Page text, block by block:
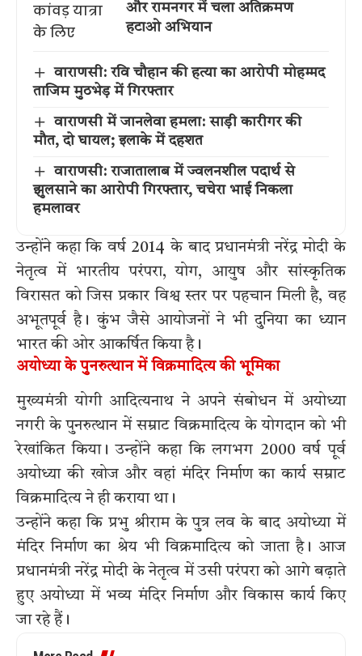
और रामनगर में चला अतिक्रमण
हटाओ अभियान
वाराणसी: रवि चौहान की हत्या का आरोपी मोहम्मद
ताजिम मुठभेड़ में गिरफ्तार
वाराणसी में जानलेवा हमला: साड़ी कारीगर की
मौत, दो घायल; इलाके में दहशत
वाराणसी: राजातालाब में ज्वलनशील पदार्थ से
झुलसाने का आरोपी गिरफ्तार, चचेरा भाई निकला
हमलावर
उन्होंने कहा कि वर्ष 2014 के बाद प्रधानमंत्री नरेंद्र मोदी के
नेतृत्व में भारतीय परंपरा, योग, आयुष और सांस्कृतिक
विरासत को जिस प्रकार विश्व स्तर पर पहचान मिली है, वह
अभूतपूर्व है। कुंभ जैसे आयोजनों ने भी दुनिया का ध्यान
भारत की ओर आकर्षित किया है।
अयोध्या के पुनरुत्थान में विक्रमादित्य की भूमिका
मुख्यमंत्री योगी आदित्यनाथ ने अपने संबोधन में अयोध्या
नगरी के पुनरुत्थान में सम्राट विक्रमादित्य के योगदान को भी
रेखांकित किया। उन्होंने कहा कि लगभग 2000 वर्ष पूर्व
अयोध्या की खोज और वहां मंदिर निर्माण का कार्य सम्राट
विक्रमादित्य ने ही कराया था।
उन्होंने कहा कि प्रभु श्रीराम के पुत्र लव के बाद अयोध्या में
मंदिर निर्माण का श्रेय भी विक्रमादित्य को जाता है। आज
प्रधानमंत्री नरेंद्र मोदी के नेतृत्व में उसी परंपरा को आगे बढ़ाते
हुए अयोध्या में भव्य मंदिर निर्माण और विकास कार्य किए
जा रहे हैं।